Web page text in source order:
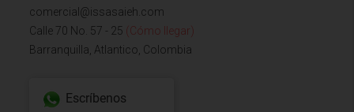
comercial@issasaieh.com
Calle 70 No. 57 - 25 (Cómo llegar)
Barranquilla, Atlantico, Colombia
Escríbenos